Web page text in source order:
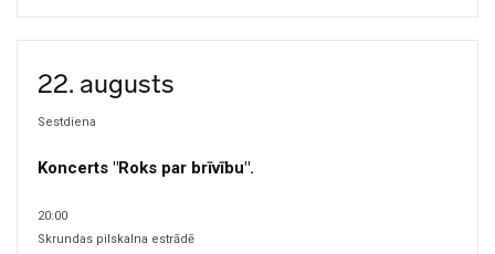
22. augusts
Sestdiena
Koncerts "Roks par brīvību".
20:00
Skrundas pilskalna estrādē